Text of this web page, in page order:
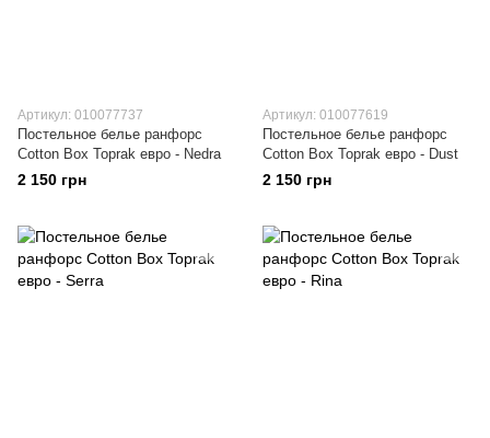
Артикул: 010077737
Постельное белье ранфорс
Cotton Box Toprak евро - Nedra
2 150 грн
Артикул: 010077619
Постельное белье ранфорс
Cotton Box Toprak евро - Dust
2 150 грн